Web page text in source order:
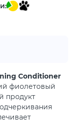
Conditioner
фиолетовый
продукт